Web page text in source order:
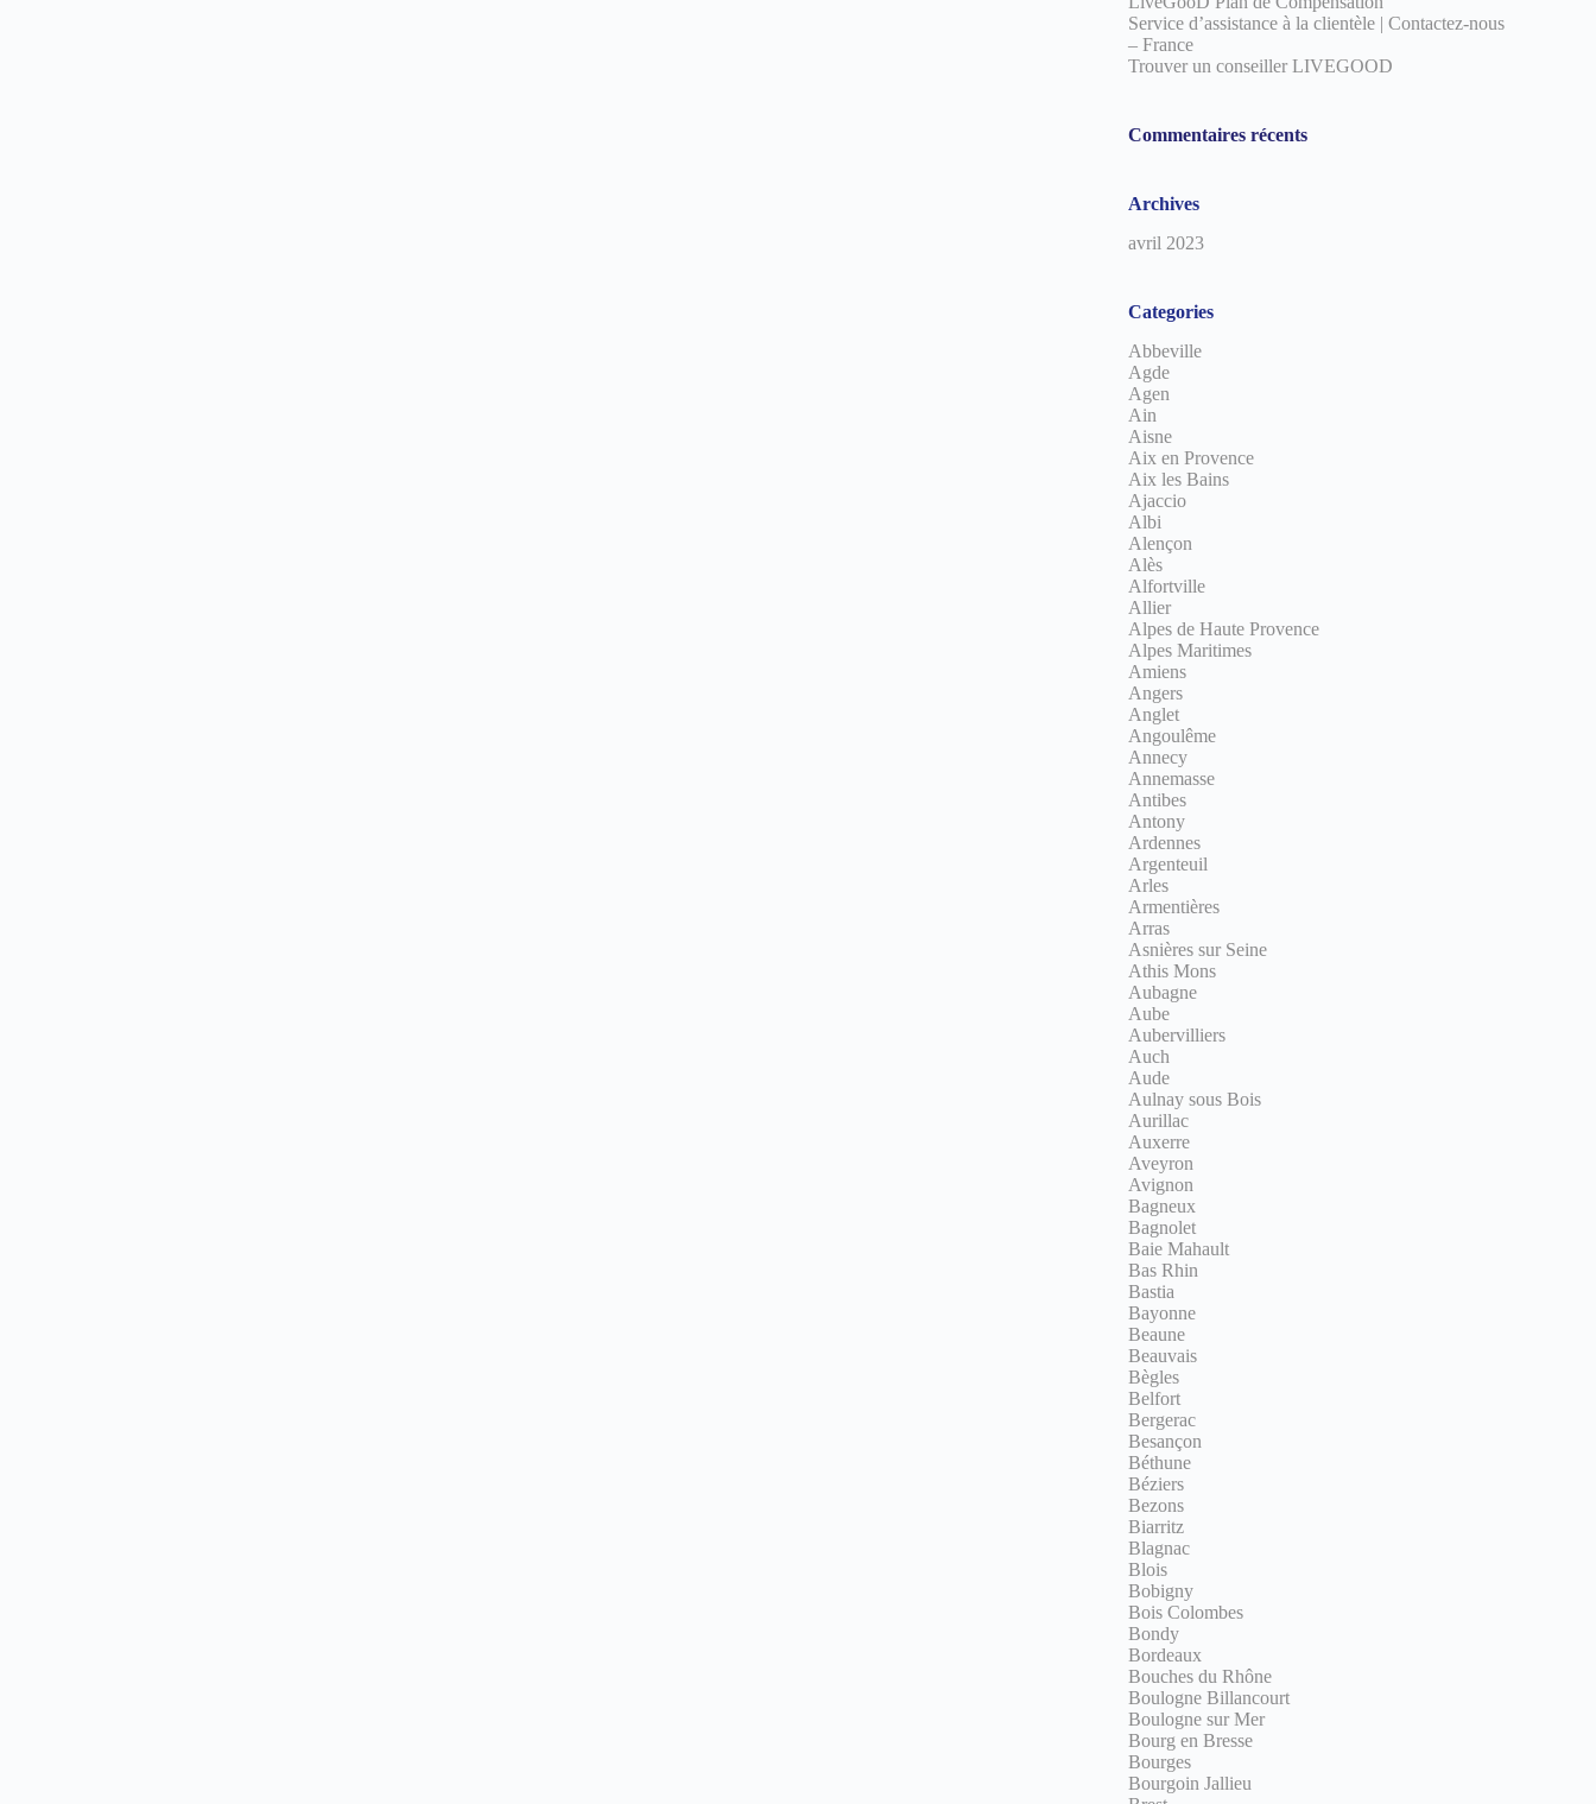
Service d’assistance à la clientèle | Contactez-nous
– France
Trouver un conseiller LIVEGOOD
Commentaires récents
Archives
avril 2023
Categories
Abbeville
Agde
Agen
Ain
Aisne
Aix en Provence
Aix les Bains
Ajaccio
Albi
Alençon
Alès
Alfortville
Allier
Alpes de Haute Provence
Alpes Maritimes
Amiens
Angers
Anglet
Angoulême
Annecy
Annemasse
Antibes
Antony
Ardennes
Argenteuil
Arles
Armentières
Arras
Asnières sur Seine
Athis Mons
Aubagne
Aube
Aubervilliers
Auch
Aude
Aulnay sous Bois
Aurillac
Auxerre
Aveyron
Avignon
Bagneux
Bagnolet
Baie Mahault
Bas Rhin
Bastia
Bayonne
Beaune
Beauvais
Bègles
Belfort
Bergerac
Besançon
Béthune
Béziers
Bezons
Biarritz
Blagnac
Blois
Bobigny
Bois Colombes
Bondy
Bordeaux
Bouches du Rhône
Boulogne Billancourt
Boulogne sur Mer
Bourg en Bresse
Bourges
Bourgoin Jallieu